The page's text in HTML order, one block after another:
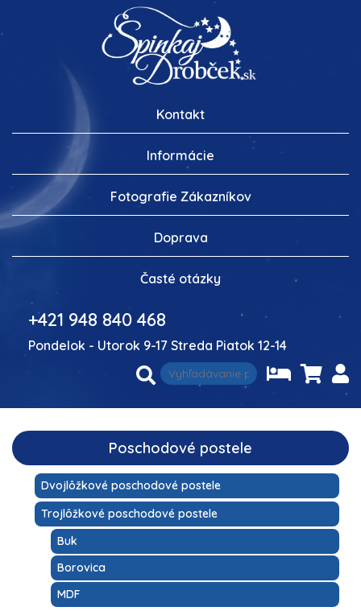
Kontakt
Informácie
Fotografie Zákazníkov
Doprava
Časté otázky
+421 948 840 468
Pondelok - Utorok 9-17 Streda Piatok 12-14
Poschodové postele
Dvojlôžkové poschodové postele
Trojlôžkové poschodové postele
Buk
Borovica
MDF